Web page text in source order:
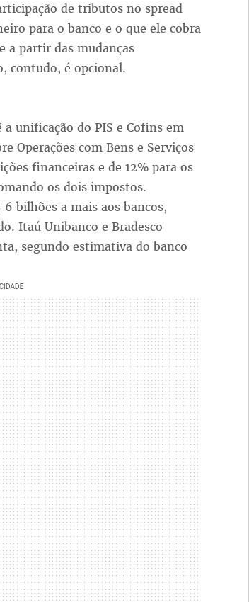
de tributos no spread
para o banco e o que ele cobra
a partir das mudanças
contudo, é opcional.
unificação do PIS e Cofins em
Operações com Bens e Serviços
financeiras e de 12% para os
os dois impostos.
bilhões a mais aos bancos,
Itaú Unibanco e Bradesco
segundo estimativa do banco